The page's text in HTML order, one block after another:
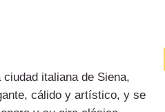
italiana de Siena,
cálido y artístico, y se